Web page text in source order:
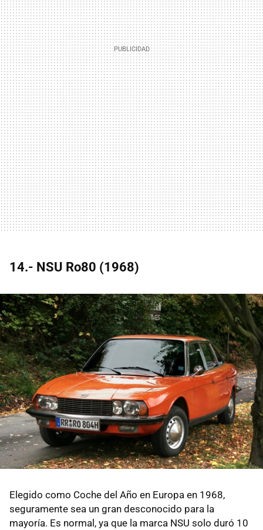
14.- NSU Ro80 (1968)
Elegido como Coche del Año en Europa en 1968,
seguramente sea un gran desconocido para la
mayoría. Es normal, ya que la marca NSU solo duró 10